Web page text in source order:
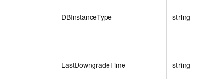
DBInstanceType string
LastDowngradeTime string